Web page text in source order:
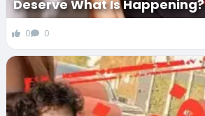
Deserve What Is Happening?
0 0